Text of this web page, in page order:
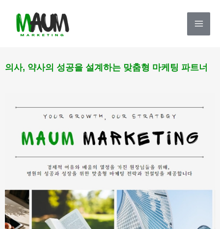
건의사, 약사의 성공을 설계하는 맞춤형 마케팅 파트너